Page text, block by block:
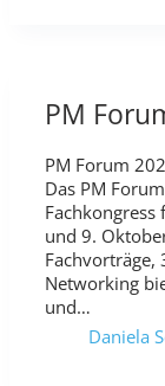
PM
PM Forum
Das PM
und 9.
Fachvorträge,
Networking
und…
Daniela